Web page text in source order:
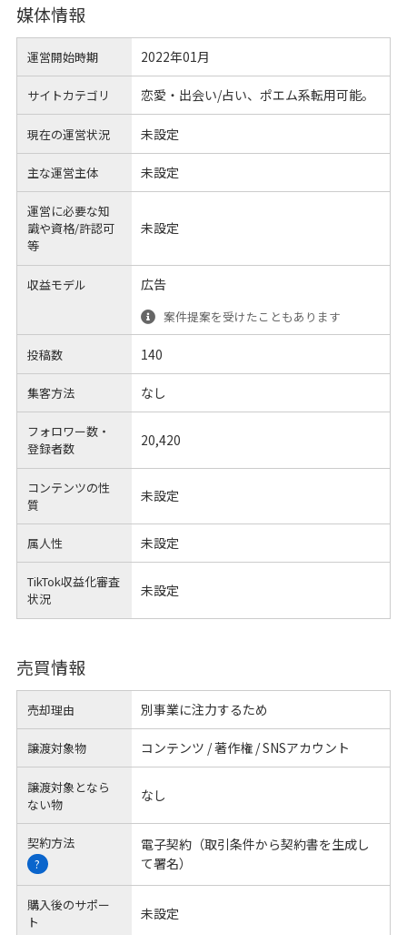
媒体情報
運営開始時期 2022年01月
サイトカテゴリ 恋愛・出会い/占い、ポエム系転用可能。
現在の運営状況 未設定
主な運営主体 未設定
運営に必要な知
識や資格/許認可
等
未設定
収益モデル 広告
案件提案を受けたこともあります
投稿数 140
集客方法 なし
フォロワー数・
登録者数
20,420
コンテンツの性
質
未設定
属人性 未設定
TikTok収益化審査
状況
未設定
売買情報
売却理由 別事業に注力するため
譲渡対象物 コンテンツ / 著作権 / SNSアカウント
譲渡対象となら
ない物
なし
契約方法
?
電子契約（取引条件から契約書を生成し
て署名）
購入後のサポー
ト
未設定